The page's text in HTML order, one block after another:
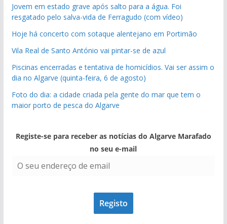
Jovem em estado grave após salto para a água. Foi
resgatado pelo salva-vida de Ferragudo (com vídeo)
Hoje há concerto com sotaque alentejano em Portimão
Vila Real de Santo António vai pintar-se de azul
Piscinas encerradas e tentativa de homicídios. Vai ser assim o
dia no Algarve (quinta-feira, 6 de agosto)
Foto do dia: a cidade criada pela gente do mar que tem o
maior porto de pesca do Algarve
Registe-se para receber as notícias do Algarve Marafado
no seu e-mail